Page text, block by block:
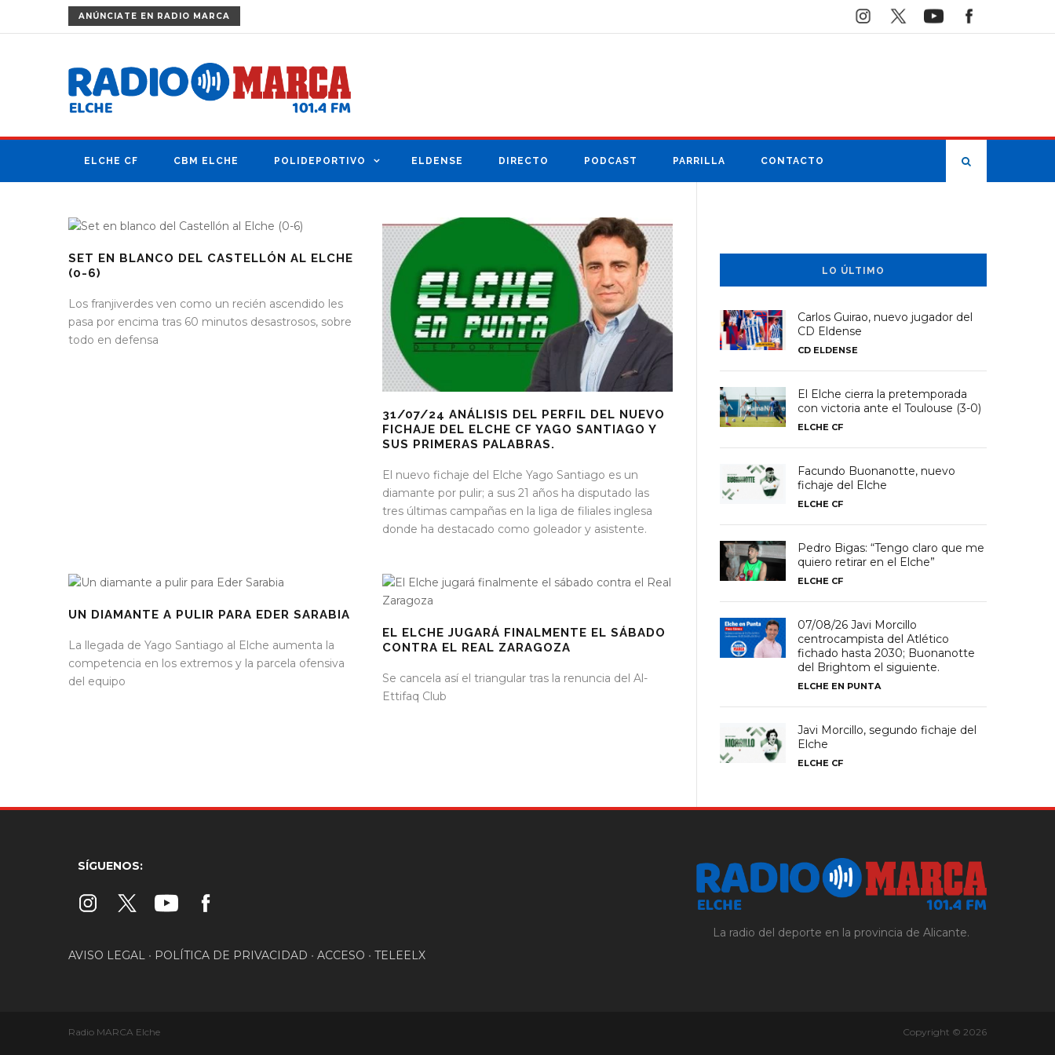
ANÚNCIATE EN RADIO MARCA
ELCHE CF CBM ELCHE POLIDEPORTIVO ELDENSE DIRECTO PODCAST PARRILLA CONTACTO
SET EN BLANCO DEL CASTELLÓN AL ELCHE
(0-6)
Los franjiverdes ven como un recién ascendido les
pasa por encima tras 60 minutos desastrosos, sobre
todo en defensa
31/07/24 ANÁLISIS DEL PERFIL DEL NUEVO
FICHAJE DEL ELCHE CF YAGO SANTIAGO Y
SUS PRIMERAS PALABRAS.
El nuevo fichaje del Elche Yago Santiago es un
diamante por pulir; a sus 21 años ha disputado las
tres últimas campañas en la liga de filiales inglesa
donde ha destacado como goleador y asistente.
UN DIAMANTE A PULIR PARA EDER SARABIA
La llegada de Yago Santiago al Elche aumenta la
competencia en los extremos y la parcela ofensiva
del equipo
EL ELCHE JUGARÁ FINALMENTE EL SÁBADO
CONTRA EL REAL ZARAGOZA
Se cancela así el triangular tras la renuncia del Al-
Ettifaq Club
LO ÚLTIMO
Carlos Guirao, nuevo jugador del
CD Eldense
CD ELDENSE
El Elche cierra la pretemporada
con victoria ante el Toulouse (3-0)
ELCHE CF
Facundo Buonanotte, nuevo
fichaje del Elche
ELCHE CF
Pedro Bigas: “Tengo claro que me
quiero retirar en el Elche”
ELCHE CF
07/08/26 Javi Morcillo
centrocampista del Atlético
fichado hasta 2030; Buonanotte
del Brightom el siguiente.
ELCHE EN PUNTA
Javi Morcillo, segundo fichaje del
Elche
ELCHE CF
SÍGUENOS:
AVISO LEGAL • POLÍTICA DE PRIVACIDAD • ACCESO • TELEELX
La radio del deporte en la provincia de Alicante.
Radio MARCA Elche Copyright © 2026